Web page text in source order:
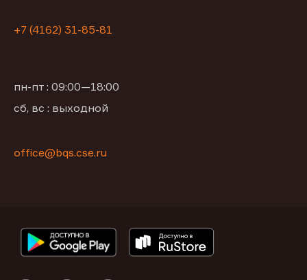
+7 (4162) 31-85-81
пн-пт : 09:00—18:00
сб, вс : выходной
office@bqs.cse.ru